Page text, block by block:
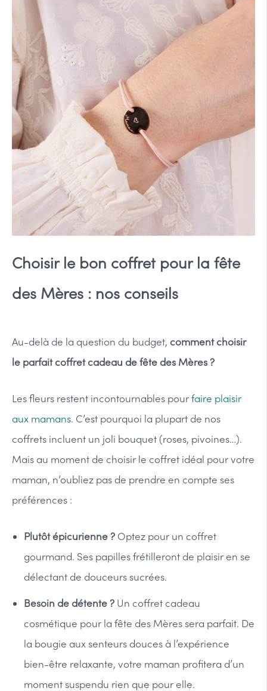
Choisir le bon coffret pour la fête
des Mères : nos conseils
Au-delà de la question du budget, comment choisir
le parfait coffret cadeau de fête des Mères ?
Les fleurs restent incontournables pourfaire plaisir
aux mamans. C’est pourquoi la plupart de nos
coffrets incluent un joli bouquet (roses, pivoines…).
Mais au moment de choisir le coffret idéal pour votre
maman, n’oubliez pas de prendre en compte ses
préférences :
Plutôt épicurienne ? Optez pour un coffret
gourmand. Ses papilles frétilleront de plaisir en se
délectant de douceurs sucrées.
Besoin de détente ? Un coffret cadeau
cosmétique pour la fête des Mères sera parfait. De
la bougie aux senteurs douces à l’expérience
bien-être relaxante, votre maman profitera d’un
moment suspendu rien que pour elle.